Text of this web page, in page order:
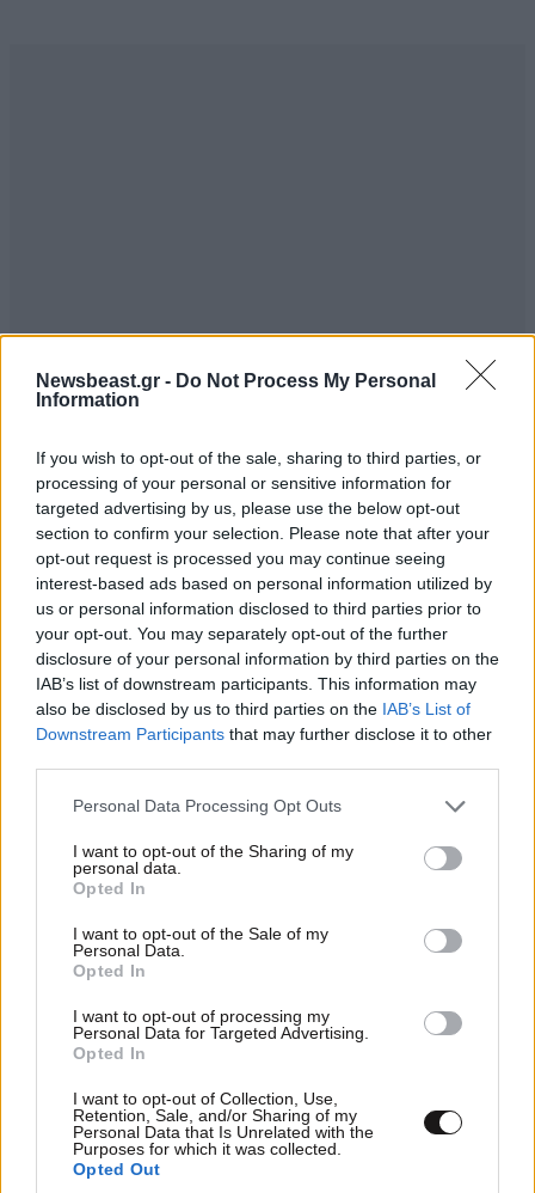
Newsbeast.gr - Do Not Process My Personal
Information
If you wish to opt-out of the sale, sharing to third parties, or
processing of your personal or sensitive information for
targeted advertising by us, please use the below opt-out
section to confirm your selection. Please note that after your
opt-out request is processed you may continue seeing
interest-based ads based on personal information utilized by
us or personal information disclosed to third parties prior to
your opt-out. You may separately opt-out of the further
disclosure of your personal information by third parties on the
IAB’s list of downstream participants. This information may
also be disclosed by us to third parties on the IAB’s List of
Downstream Participants that may further disclose it to other
Please note that this website/app uses one or more Google
not limited to your visit or usage behaviour. You may click to
grant or deny consent to Google and its third-party tags to
use your data for below specified purposes in below Google
consent section.
Personal Data Processing Opt Outs
I want to opt-out of the Sharing of my
personal data.
Opted In
I want to opt-out of the Sale of my
Personal Data.
Opted In
I want to opt-out of processing my
Personal Data for Targeted Advertising.
Opted In
I want to opt-out of Collection, Use,
Retention, Sale, and/or Sharing of my
Personal Data that Is Unrelated with the
Purposes for which it was collected.
Opted Out
0 ΣΧΌΛΙΑ ΑΝΑΓΝΩΣΤΏΝ
ΠΡΟΣΘΕΣΤΕ ΤΟ ΣΧΟΛΙΟ ΣΑΣ
Xαρακτήρες: 0/1000
TRENDING